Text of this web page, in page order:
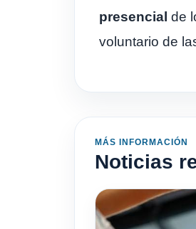
presencial de
voluntario de
MÁS INFORMACIÓN
Noticias